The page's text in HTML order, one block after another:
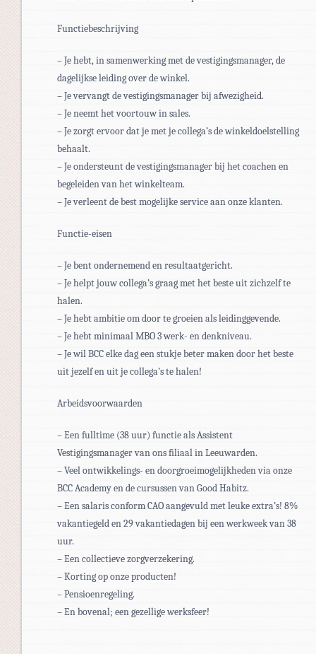
Functiebeschrijving
– Je hebt, in samenwerking met de vestigingsmanager, de
dagelijkse leiding over de winkel.
– Je vervangt de vestigingsmanager bij afwezigheid.
– Je neemt het voortouw in sales.
– Je zorgt ervoor dat je met je collega’s de winkeldoelstelling
behaalt.
– Je ondersteunt de vestigingsmanager bij het coachen en
begeleiden van het winkelteam.
– Je verleent de best mogelijke service aan onze klanten.
Functie-eisen
– Je bent ondernemend en resultaatgericht.
– Je helpt jouw collega’s graag met het beste uit zichzelf te
halen.
– Je hebt ambitie om door te groeien als leidinggevende.
– Je hebt minimaal MBO 3 werk- en denkniveau.
– Je wil BCC elke dag een stukje beter maken door het beste
uit jezelf en uit je collega’s te halen!
Arbeidsvoorwaarden
– Een fulltime (38 uur) functie als Assistent
Vestigingsmanager van ons filiaal in Leeuwarden.
– Veel ontwikkelings- en doorgroeimogelijkheden via onze
BCC Academy en de cursussen van Good Habitz.
– Een salaris conform CAO aangevuld met leuke extra’s! 8%
vakantiegeld en 29 vakantiedagen bij een werkweek van 38
uur.
– Een collectieve zorgverzekering.
– Korting op onze producten!
– Pensioenregeling.
– En bovenal; een gezellige werksfeer!